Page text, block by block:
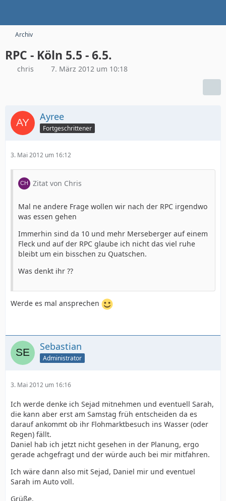
Archiv
RPC - Köln 5.5 - 6.5.
chris 7. März 2012 um 10:18
Ayree
Fortgeschrittener
3. Mai 2012 um 16:12
Zitat von Chris
Mal ne andere Frage wollen wir nach der RPC irgendwo
was essen gehen
Immerhin sind da 10 und mehr Merseberger auf einem
Fleck und auf der RPC glaube ich nicht das viel ruhe
bleibt um ein bisschen zu Quatschen.
Was denkt ihr ??
Werde es mal ansprechen
Sebastian
Administrator
3. Mai 2012 um 16:16
Ich werde denke ich Sejad mitnehmen und eventuell Sarah,
die kann aber erst am Samstag früh entscheiden da es
darauf ankommt ob ihr Flohmarktbesuch ins Wasser (oder
Regen) fällt.
Daniel hab ich jetzt nicht gesehen in der Planung, ergo
gerade achgefragt und der würde auch bei mir mitfahren.
Ich wäre dann also mit Sejad, Daniel mir und eventuel
Sarah im Auto voll.
Grüße,